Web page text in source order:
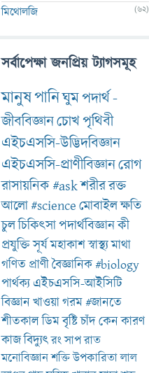
মিথোলজি (62)
সর্বাপেক্ষা জনপ্রিয় ট্যাগসমূহ
মানুষপানিঘুমপদার্থ-
জীববিজ্ঞানচোখপৃথিবী
এইচএসসি-উদ্ভিদবিজ্ঞান
এইচএসসি-প্রাণীবিজ্ঞানরোগ
রাসায়নিক#askশরীররক্ত
আলো#scienceমোবাইলক্ষতি
চুলচিকিৎসাপদার্থবিজ্ঞানকী
প্রযুক্তিসূর্যমহাকাশস্বাস্থ্যমাথা
গণিত প্রাণীবৈজ্ঞানিক#biology
পার্থক্য এইচএসসি-আইসিটি
বিজ্ঞানখাওয়াগরম#জানতে
শীতকালডিমবৃষ্টিচাঁদকেনকারণ
কাজবিদ্যুৎরংসাপরাত
মনোবিজ্ঞানশক্তিউপকারিতালাল